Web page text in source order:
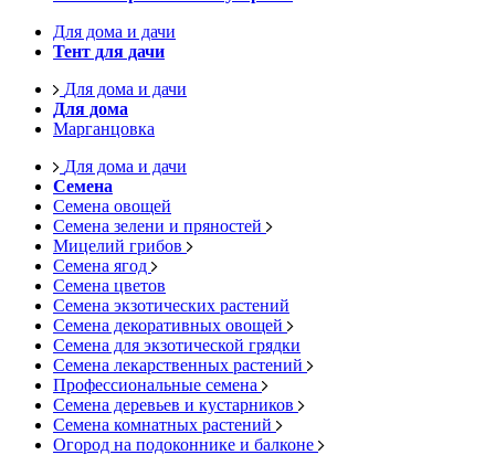
Для дома и дачи
Тент для дачи
Для дома и дачи
Для дома
Марганцовка
Для дома и дачи
Семена
Семена овощей
Семена зелени и пряностей
Мицелий грибов
Семена ягод
Семена цветов
Семена экзотических растений
Семена декоративных овощей
Семена для экзотической грядки
Семена лекарственных растений
Профессиональные семена
Семена деревьев и кустарников
Семена комнатных растений
Огород на подоконнике и балконе